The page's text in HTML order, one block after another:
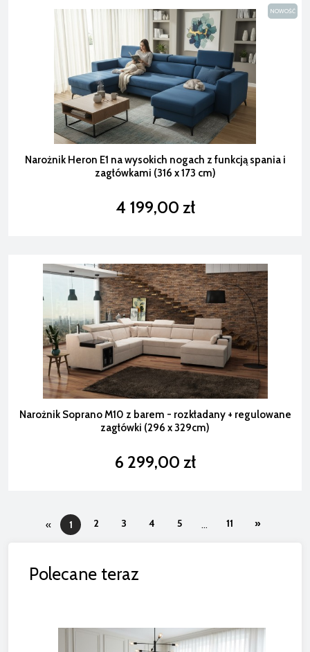
Narożnik Heron E1 na wysokich nogach z funkcją spania i
zagłówkami (316 x 173 cm)
4 199,00 zł
NOWOŚĆ
Narożnik Soprano M10 z barem - rozkładany + regulowane
zagłówki (296 x 329cm)
6 299,00 zł
« 1 2 3 4 5 ... 11 »
Polecane teraz